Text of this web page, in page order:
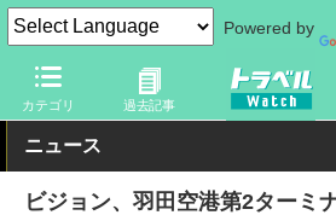
Powered by
カテゴリ 過去記事
トラベル Watch 旅の方法 空旅 空港
ニュース
ビジョン、羽田空港第2ターミ